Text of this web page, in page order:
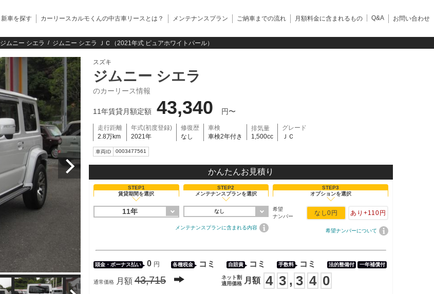
新車を探す カーリースカルモくんの中古車リースとは？ メンテナンスプラン ご納車までの流れ 月額料金に含まれるもの Q&A お問い合わせ
ジムニー シエラ ジムニー シエラ ＪＣ（2021年式 ピュアホワイトパール）
スズキ
ジムニー シエラ
のカーリース情報
11年賃貸月額定額 43,340 円〜
走行距離
2.8万km
年式(初度登録)
2021年
修復歴
なし
車検
車検2年付き
排気量
1,500cc
グレード
ＪＣ
車両ID 0003477561
かんたんお見積り
STEP1
賃貸期間を選択
11年
STEP2
メンテナンスプランを選択
なし
メンテナンスプランに含まれる内容
STEP3
オプションを選択
希望
ナンバー
なし0円 あり +110円
希望ナンバーについて
頭金・ボーナス払い 0 円 各種税金 コミ 自賠責 コミ 手数料 コミ 法的整備付 一年補償付
通常価格 月額 43,715
ネット割
適用価格
月額 4 3 , 3 4 0